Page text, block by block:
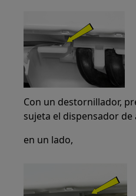
Con un destornillador,
sujeta el dispensador de
en un lado,